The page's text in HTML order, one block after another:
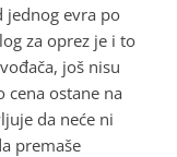
jednog evra po
za oprez je i to
još nisu
ostane na
da neće ni
premaše